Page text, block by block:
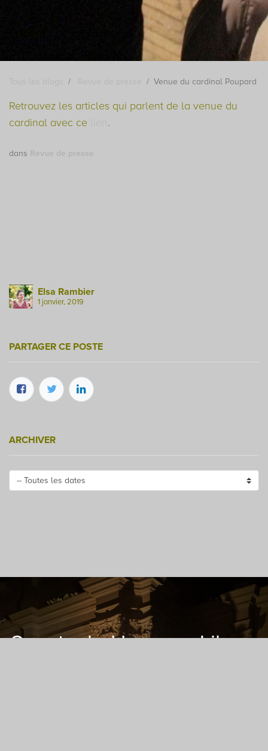
Venue du cardinal Poupard
Retrouvez les articles qui parlent de la venue du
cardinal avec ce
.
dans
Elsa Rambier
1 janvier, 2019
PARTAGER CE POSTE
ARCHIVER
Spectacle Hommes Libres